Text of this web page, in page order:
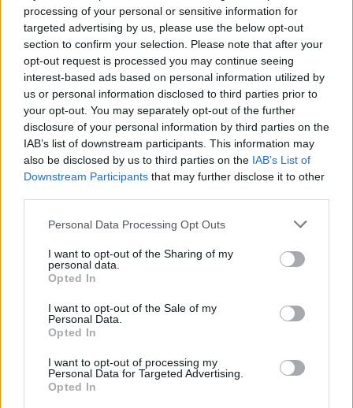
processing of your personal or sensitive information for
targeted advertising by us, please use the below opt-out
section to confirm your selection. Please note that after your
opt-out request is processed you may continue seeing
interest-based ads based on personal information utilized by
us or personal information disclosed to third parties prior to
your opt-out. You may separately opt-out of the further
disclosure of your personal information by third parties on the
IAB’s list of downstream participants. This information may
also be disclosed by us to third parties on the IAB’s List of
Downstream Participants that may further disclose it to other
Please note that this website/app uses one or more Google
not limited to your visit or usage behaviour. You may click to
grant or deny consent to Google and its third-party tags to
use your data for below specified purposes in below Google
consent section.
Personal Data Processing Opt Outs
I want to opt-out of the Sharing of my
personal data.
Opted In
I want to opt-out of the Sale of my
Personal Data.
Opted In
I want to opt-out of processing my
Personal Data for Targeted Advertising.
Opted In
AUTORE
Staff